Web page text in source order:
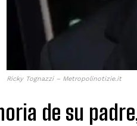
Ricky Tognazzi – Metropolinotizie.it
de su